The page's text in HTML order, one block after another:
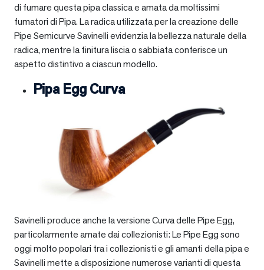
di fumare questa pipa classica e amata da moltissimi
fumatori di Pipa. La radica utilizzata per la creazione delle
Pipe Semicurve Savinelli evidenzia la bellezza naturale della
radica, mentre la finitura liscia o sabbiata conferisce un
aspetto distintivo a ciascun modello.
Pipa Egg Curva
Savinelli produce anche la versione Curva delle Pipe Egg,
particolarmente amate dai collezionisti: Le Pipe Egg sono
oggi molto popolari tra i collezionisti e gli amanti della pipa e
Savinelli mette a disposizione numerose varianti di questa